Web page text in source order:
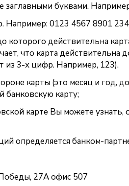
заглавными буквами.
Например: 0123 4567 8901
которого действительна
что карта действительна
из 3-х цифр. Например, 123).
карты (это месяц и год,
банковскую карту;
карте Вы можете узнать,
определяется банком-
27А офис 507